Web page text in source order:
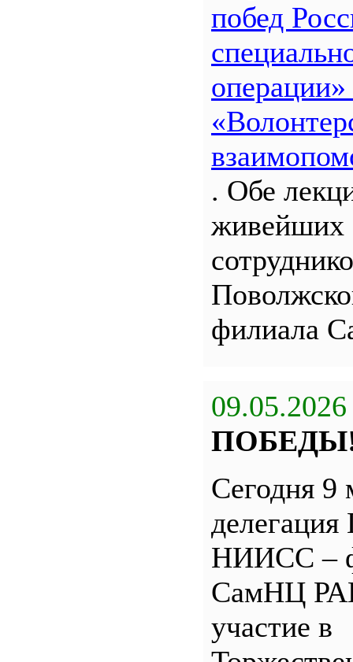
побед
. Обе
живейших
филиала
09.05.2026
Сегодня 9
НИИСС –
СамНЦ
участие в